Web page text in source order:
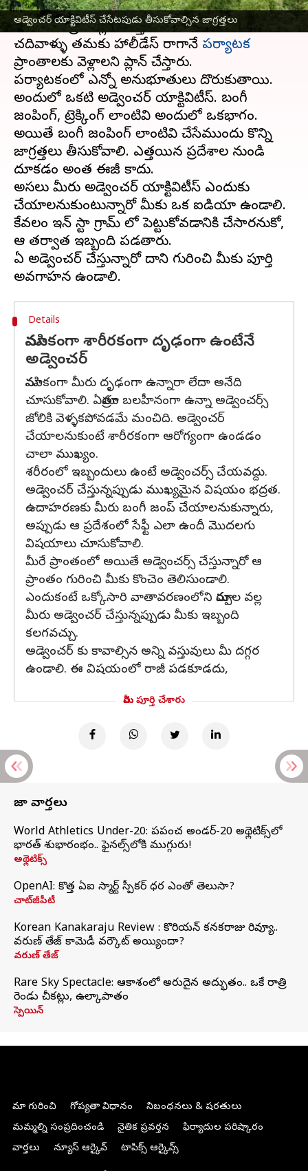
అడ్వెంచర్ యాక్టివిటీస్ చేసేటపుడు తీసుకోవాల్సిన జాగ్రత్తలు
వేసవివచ్చింది కాబట్టి పిల్లలకు హాలీడేస్ ఉంటాయని
విహారయాత్రలు ప్లాన్ చేస్తుంటారు. కాలేజీలో
చదివేవాళ్ళు తమకు హాలీడేస్ రాగానే పర్యాటక
ప్రాంతాలకు వెళ్లాలని ప్లాన్ చేస్తారు.
పర్యాటకంలో ఎన్నో అనుభూతులు దొరుకుతాయి.
అందులో ఒకటి అడ్వెంచర్ యాక్టివిటీస్. బంగీ
జంపింగ్, ట్రెక్కింగ్ లాంటివి అందులో ఒకభాగం.
అయితే బంగీ జంపింగ్ లాంటివి చేసేముందు కొన్ని
జాగ్రత్తలు తీసుకోవాలి. ఎత్తయిన ప్రదేశాల నుండి
దూకడం అంత ఈజీ కాదు.
అసలు మీరు అడ్వెంచర్ యాక్టివిటీస్ ఎందుకు
చేయాలనుకుంటున్నారో మీకు ఒక ఐడియా ఉండాలి.
కేవలం ఇన్ స్టా గ్రామ్ లో పెట్టుకోవడానికి చేసారనుకో,
ఆ తర్వాత ఇబ్బంది పడతారు.
ఏ అడ్వెంచర్ చేస్తున్నారో దాని గురించి మీకు పూర్తి
Details
మానసికంగా శారీరకంగా దృఢంగా ఉంటేనే
అడ్వెంచర్
మానసికంగా మీరు దృఢంగా ఉన్నారా లేదా అనేది
చూసుకోవాలి. ఏమాత్రం బలహీనంగా ఉన్నా అడ్వెంచర్స్
జోలికి వెళ్ళకపోవడమే మంచిది. అడ్వెంచర్
చేయాలనుకుంటే శారీరకంగా ఆరోగ్యంగా ఉండడం
చాలా ముఖ్యం.
శరీరంలో ఇబ్బందులు ఉంటే అడ్వెంచర్స్ చేయవద్దు.
అడ్వెంచర్ చేస్తున్నప్పుడు ముఖ్యమైన విషయం భద్రత.
ఉదాహరణకు మీరు బంగీ జంప్ చేయాలనుకున్నారు,
అప్పుడు ఆ ప్రదేశంలో సేఫ్టీ ఎలా ఉందీ మొదలగు
విషయాలు చూసుకోవాలి.
మీరే ప్రాంతంలో అయితే అడ్వెంచర్స్ చేస్తున్నారో ఆ
ప్రాంతం గురించి మీకు కొంచెం తెలిసుండాలి.
ఎందుకంటే ఒక్కోసారి వాతావరణంలోని మార్పుల వల్ల
మీరు అడ్వెంచర్ చేస్తున్నప్పుడు మీకు ఇబ్బంది
కలగవచ్చు.
అడ్వెంచర్ కు కావాల్సిన అన్ని వస్తువులు మీ దగ్గర
ఉండాలి. ఈ విషయంలో రాజీ పడకూడదు,
మీరు పూర్తి చేశారు
తాజా వార్తలు
World Athletics Under-20: ప్రపంచ అండర్-20 అథ్లెటిక్స్‌లో
భారత్‌ శుభారంభం.. ఫైనల్స్‌లోకి ముగ్గురు!
అథ్లెటిక్స్
OpenAI: కొత్త ఏఐ స్మార్ట్ స్పీకర్ ధర ఎంతో తెలుసా?
చాట్‌జీపీటీ
Korean Kanakaraju Review : కొరియన్ కనకరాజు రివ్యూ..
వరుణ్ తేజ్ కామెడీ వర్కౌట్ అయ్యిందా?
వరుణ్ తేజ్
Rare Sky Spectacle: ఆకాశంలో అరుదైన అద్భుతం.. ఒకే రాత్రి
రెండు చీకట్లు, ఉల్కాపాతం
స్పెయిన్
మా గురించి గోప్యతా విధానం
నిబంధనలు & షరతులు
మమ్మల్ని సంప్రదించండి
నైతిక ప్రవర్తన
ఫిర్యాదుల పరిష్కారం
వార్తలు
న్యూస్ ఆర్కైవ్ టాపిక్స్ ఆర్కైవ్స్